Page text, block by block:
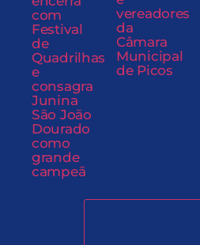
com
Festival
de
Quadrilhas
e
consagra
Junina
São João
Dourado
como
grande
campeã
vereadores
da
Câmara
Municipal
de Picos